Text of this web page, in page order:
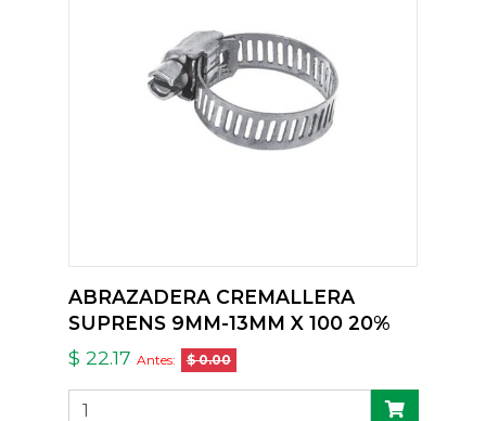
ABRAZADERA CREMALLERA
SUPRENS 9MM-13MM X 100 20%
$ 22.17 Antes: $ 0.00